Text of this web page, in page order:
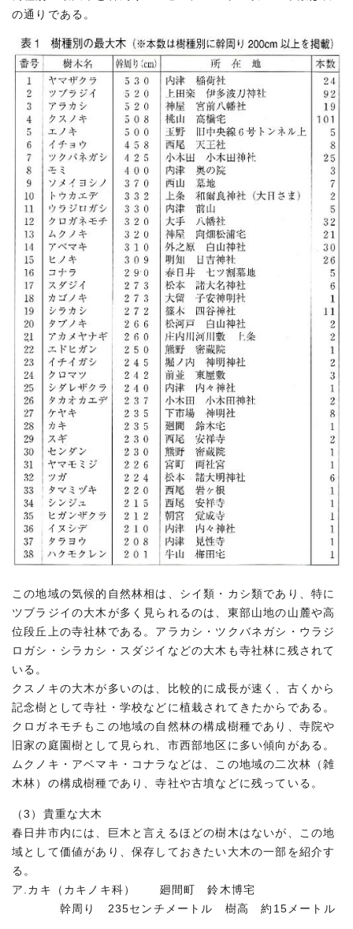
の通りである。
この地域の気候的自然林相は、シイ類・カシ類であり、特に
ツブラジイの大木が多く見られるのは、東部山地の山麓や高
位段丘上の寺社林である。アラカシ・ツクバネガシ・ウラジ
ロガシ・シラカシ・スダジイなどの大木も寺社林に残されて
いる。
クスノキの大木が多いのは、比較的に成長が速く、古くから
記念樹として寺社・学校などに植栽されてきたからである。
クロガネモチもこの地域の自然林の構成樹種であり、寺院や
旧家の庭園樹として見られ、市西部地区に多い傾向がある。
ムクノキ・アベマキ・コナラなどは、この地域の二次林（雑
木林）の構成樹種であり、寺社や古墳などに残っている。
（3）貴重な大木
春日井市内には、巨木と言えるほどの樹木はないが、この地
域として価値があり、保存しておきたい大木の一部を紹介す
る。
ア.カキ（カキノキ科） 廻間町 鈴木博宅
幹周り 235センチメートル 樹高 約15メートル